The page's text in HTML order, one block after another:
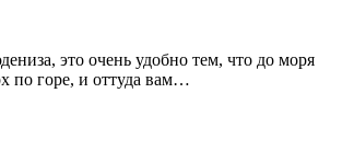
это очень удобно тем, что до моря
по горе, и оттуда вам…